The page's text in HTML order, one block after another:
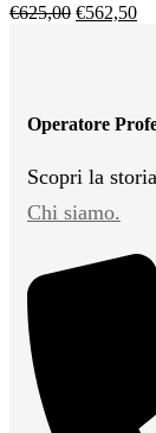
€625,00 €562,50
Operatore
Scopri la
Chi siamo.